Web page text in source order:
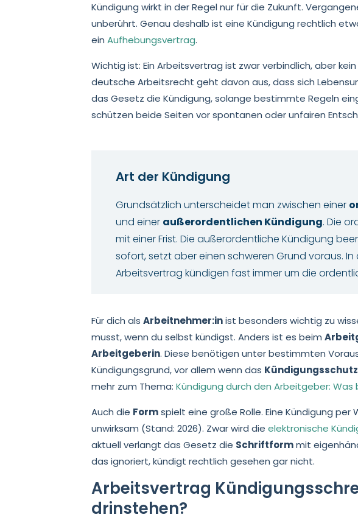
Kündigung wirkt in der Regel nur für die Zukunft.
unberührt. Genau deshalb ist eine Kündigung rechtlich
ein Aufhebungsvertrag.
Wichtig ist: Ein Arbeitsvertrag ist zwar verbindlich, aber
deutsche Arbeitsrecht geht davon aus, dass sich
das Gesetz die Kündigung, solange bestimmte Regeln
schützen beide Seiten vor spontanen oder unfairen
Art der Kündigung
Grundsätzlich unterscheidet man zwischen einer
und einer außerordentlichen Kündigung. Die
mit einer Frist. Die außerordentliche Kündigung
sofort, setzt aber einen schweren Grund voraus. In
Arbeitsvertrag kündigen fast immer um die
Für dich als Arbeitnehmer:inist besonders wichtig zu
musst, wenn du selbst kündigst. Anders ist es beim
Arbeitgeberin. Diese benötigen unter bestimmten
Kündigungsgrund, vor allem wenn das
mehr zum Thema: Kündigung durch den Arbeitgeber: Was
Auch die Formspielt eine große Rolle. Eine Kündigung per
unwirksam (Stand: 2026). Zwar wird die elektronische
aktuell verlangt das Gesetz die Schriftformmit
das ignoriert, kündigt rechtlich gesehen gar nicht.
Arbeitsvertrag
drinstehen?